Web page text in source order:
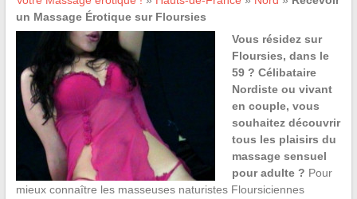
un Massage Érotique sur Floursies
Vous résidez sur
Floursies, dans le
59 ? Célibataire
Nordiste ou vivant
en couple, vous
souhaitez découvrir
tous les plaisirs du
massage sensuel
pour adulte ? Pour
mieux connaître les masseuses naturistes Floursiciennes